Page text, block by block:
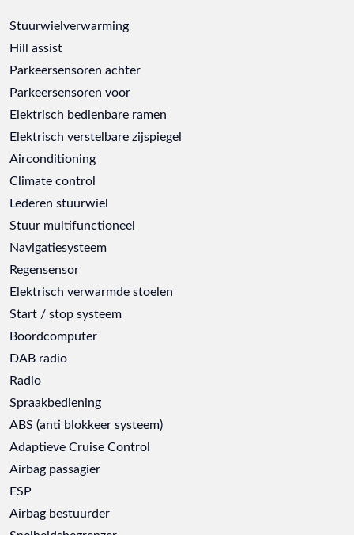
Stuurwielverwarming
Hill assist
Parkeersensoren achter
Parkeersensoren voor
Elektrisch bedienbare ramen
Elektrisch verstelbare zijspiegel
Airconditioning
Climate control
Lederen stuurwiel
Stuur multifunctioneel
Navigatiesysteem
Regensensor
Elektrisch verwarmde stoelen
Start / stop systeem
Boordcomputer
DAB radio
Radio
Spraakbediening
ABS (anti blokkeer systeem)
Adaptieve Cruise Control
Airbag passagier
ESP
Airbag bestuurder